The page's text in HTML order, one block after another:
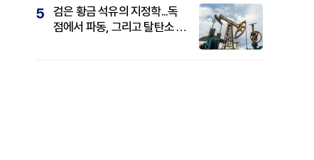
5
검은 황금 석유의 지정학...독
점에서 파동, 그리고 탈탄소 패